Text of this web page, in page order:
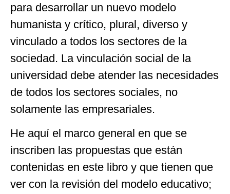
para desarrollar un nuevo modelo
humanista y crítico, plural, diverso y
vinculado a todos los sectores de la
sociedad. La vinculación social de la
universidad debe atender las necesidades
de todos los sectores sociales, no
solamente las empresariales.
He aquí el marco general en que se
inscriben las propuestas que están
contenidas en este libro y que tienen que
ver con la revisión del modelo educativo;